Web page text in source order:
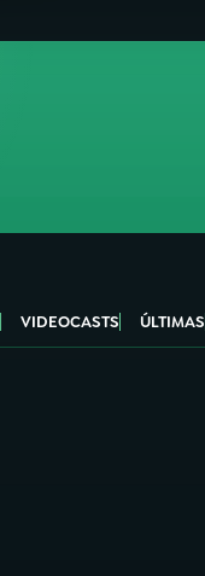
VIDEOCASTS ÚLTIMAS